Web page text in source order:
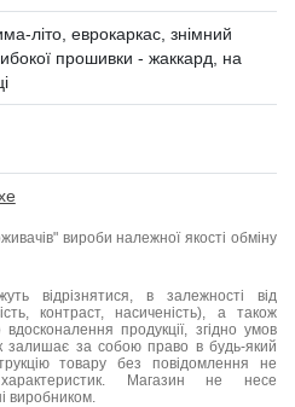
літо, еврокаркас, знімний
прошивки - жаккард, на
вироби належної якості обміну
відрізнятися, в залежності від
контраст, насиченість), а також
продукції, згідно умов
залишає за собою право в будь-який
товару без повідомлення не
Магазин не несе
виробником.